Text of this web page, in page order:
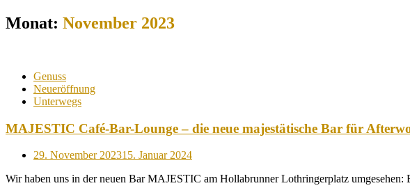
Monat: November 2023
Genuss
Neueröffnung
Unterwegs
MAJESTIC Café-Bar-Lounge – die neue majestätische Bar für
Posted
29. November 202315. Januar 2024
Wir haben uns in der neuen Bar MAJESTIC am Hollabrunner Lothringerplatz